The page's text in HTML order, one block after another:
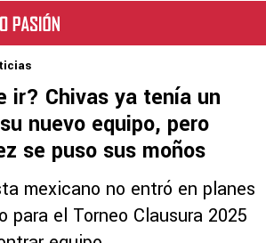
ir? Chivas ya tenía un
nuevo equipo, pero
se puso sus moños
mexicano no entró en planes
para el Torneo Clausura 2025